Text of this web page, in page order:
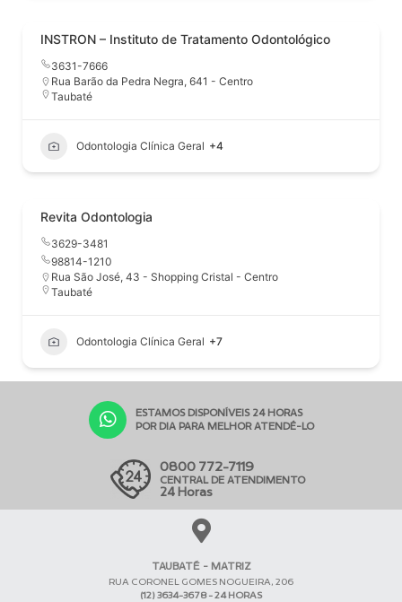
INSTRON – Instituto de Tratamento Odontológico
3631-7666
Rua Barão da Pedra Negra, 641 - Centro
Taubaté
Odontologia Clínica Geral +4
Revita Odontologia
3629-3481
98814-1210
Rua São José, 43 - Shopping Cristal - Centro
Taubaté
Odontologia Clínica Geral +7
ESTAMOS DISPONÍVEIS 24 HORAS
POR DIA PARA MELHOR ATENDÊ-LO
0800 772-7119
CENTRAL DE ATENDIMENTO
24 Horas
TAUBATÉ - MATRIZ
RUA CORONEL GOMES NOGUEIRA, 206
(12) 3634-3678 - 24 HORAS